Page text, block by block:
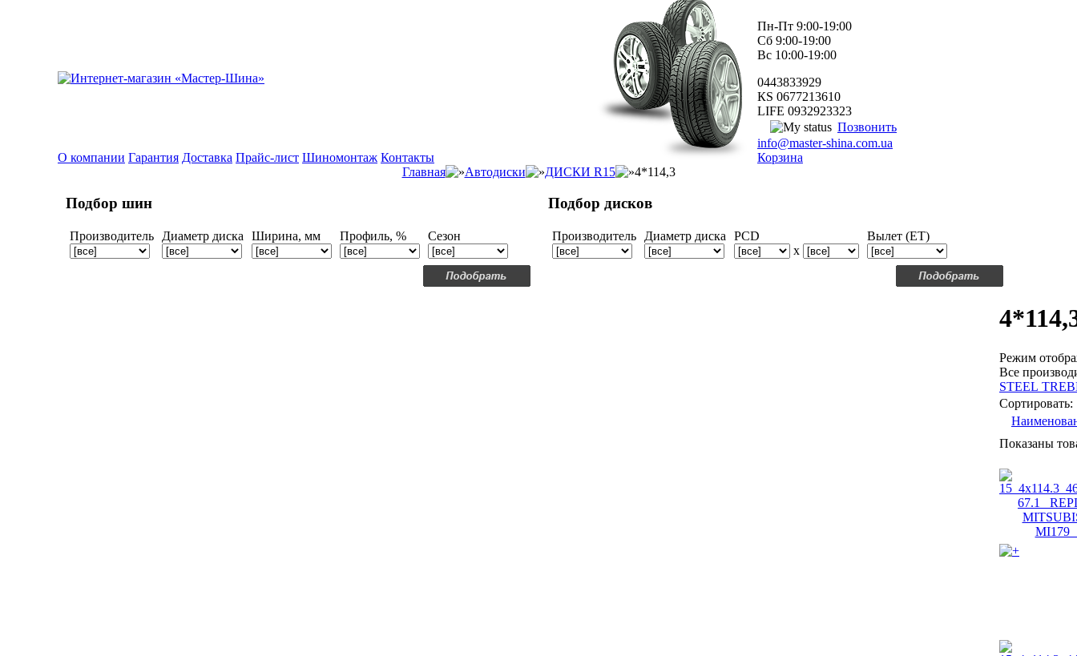
Пн-Пт 9:00-19:00
Сб 9:00-19:00
Вс 10:00-19:00
0443833929
КS 0677213610
LIFE 0932923323
Позвонить
info@master-shina.com.ua
О компании Гарантия Доставка Прайс-лист Шиномонтаж Контакты
Корзина
Главная
Автодиски ДИСКИ R15 4*114,3
Подбор шин
Производитель Диаметр диска Ширина, мм Профиль, % Сезон
Подбор дисков
Производитель Диаметр диска PCD
x
Вылет (ET)
Режим
Все
STEEL
Сортировать:
Показаны